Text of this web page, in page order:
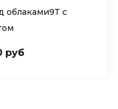
облаками9Т c
руб